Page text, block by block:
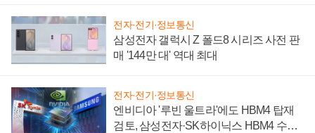
전자·전기·정보통신
삼성전자 갤럭시 Z 폴드8 시리즈 사전 판
매 '144만 대' 역대 최대
전자·전기·정보통신
엔비디아 '루빈 울트라'에도 HBM4 탑재
검토, 삼성전자·SK하이닉스 HBM4 수율